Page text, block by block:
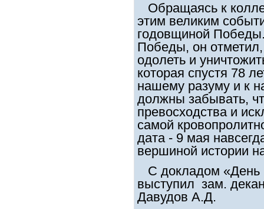
Обращаясь к
этим великим
годовщиной
Победы, он
одолеть и
которая спустя 78
нашему разуму и к
должны забывать,
превосходства и
самой
дата - 9 мая
вершиной истории
С докладом «День
выступил зам.
Давудов А.Д.